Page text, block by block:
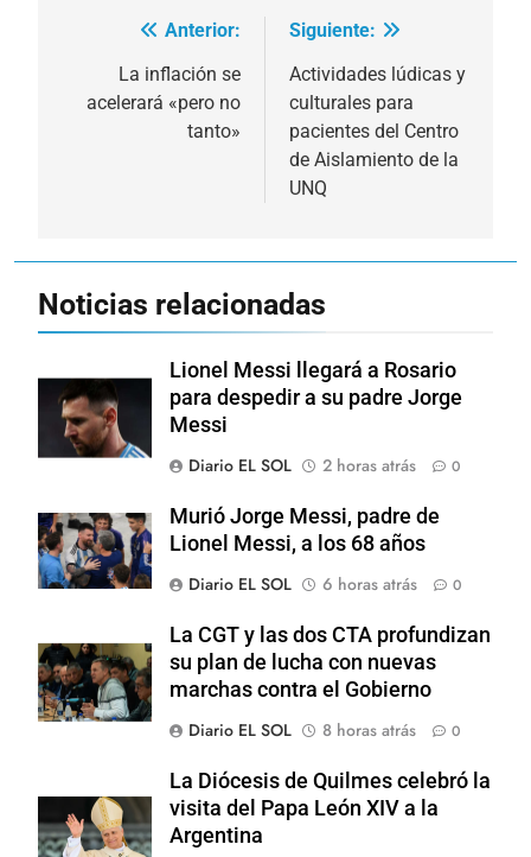
Navegación
Anterior:
La inflación se
acelerará «pero no
tanto»
Siguiente:
Actividades lúdicas y
culturales para
pacientes del Centro
de Aislamiento de la
UNQ
Noticias relacionadas
Lionel Messi llegará a Rosario
para despedir a su padre Jorge
Messi
Diario EL SOL
2 horas atrás 0
Murió Jorge Messi, padre de
Lionel Messi, a los 68 años
Diario EL SOL
6 horas atrás 0
La CGT y las dos CTA profundizan
su plan de lucha con nuevas
marchas contra el Gobierno
Diario EL SOL
8 horas atrás 0
La Diócesis de Quilmes celebró la
visita del Papa León XIV a la
Argentina